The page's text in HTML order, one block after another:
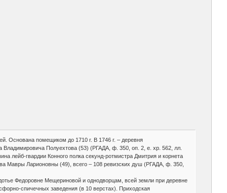
Основана помещиком до 1710 г. В 1746 г. – деревня
Владимировича Полуехтова (53) (РГАДА, ф. 350, оп. 2, е. хр. 562, лл.
лейб-гвардии Конного полка секунд-ротмистра Дмитрия и корнета
Мавры Ларионовны (49), всего – 108 ревизских душ (РГАДА, ф. 350,
Федоровне Мещериновой и однодворцам, всей земли при деревне
спичечных заведения (в 10 верстах). Приходская